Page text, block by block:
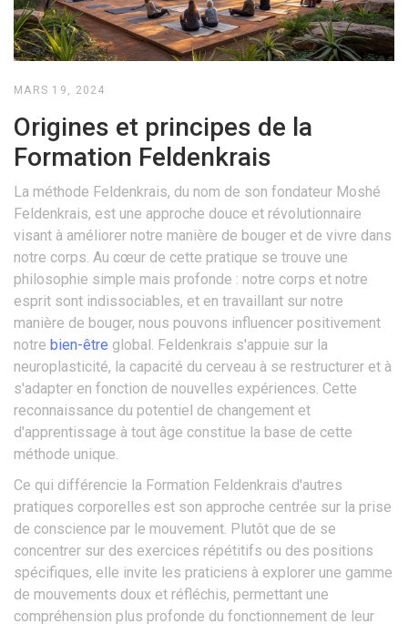
MARS 19, 2024
Origines et principes de la
Formation Feldenkrais
La méthode Feldenkrais, du nom de son fondateur Moshé
Feldenkrais, est une approche douce et révolutionnaire
visant à améliorer notre manière de bouger et de vivre dans
notre corps. Au cœur de cette pratique se trouve une
philosophie simple mais profonde : notre corps et notre
esprit sont indissociables, et en travaillant sur notre
manière de bouger, nous pouvons influencer positivement
notre bien-être global. Feldenkrais s'appuie sur la
neuroplasticité, la capacité du cerveau à se restructurer et à
s'adapter en fonction de nouvelles expériences. Cette
reconnaissance du potentiel de changement et
d'apprentissage à tout âge constitue la base de cette
méthode unique.
Ce qui différencie la Formation Feldenkrais d'autres
pratiques corporelles est son approche centrée sur la prise
de conscience par le mouvement. Plutôt que de se
concentrer sur des exercices répétitifs ou des positions
spécifiques, elle invite les praticiens à explorer une gamme
de mouvements doux et réfléchis, permettant une
compréhension plus profonde du fonctionnement de leur